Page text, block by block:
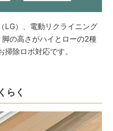
LG）、電動リクライニング
脚の高さがハイとローの2種
除ロボ対応です。
らく